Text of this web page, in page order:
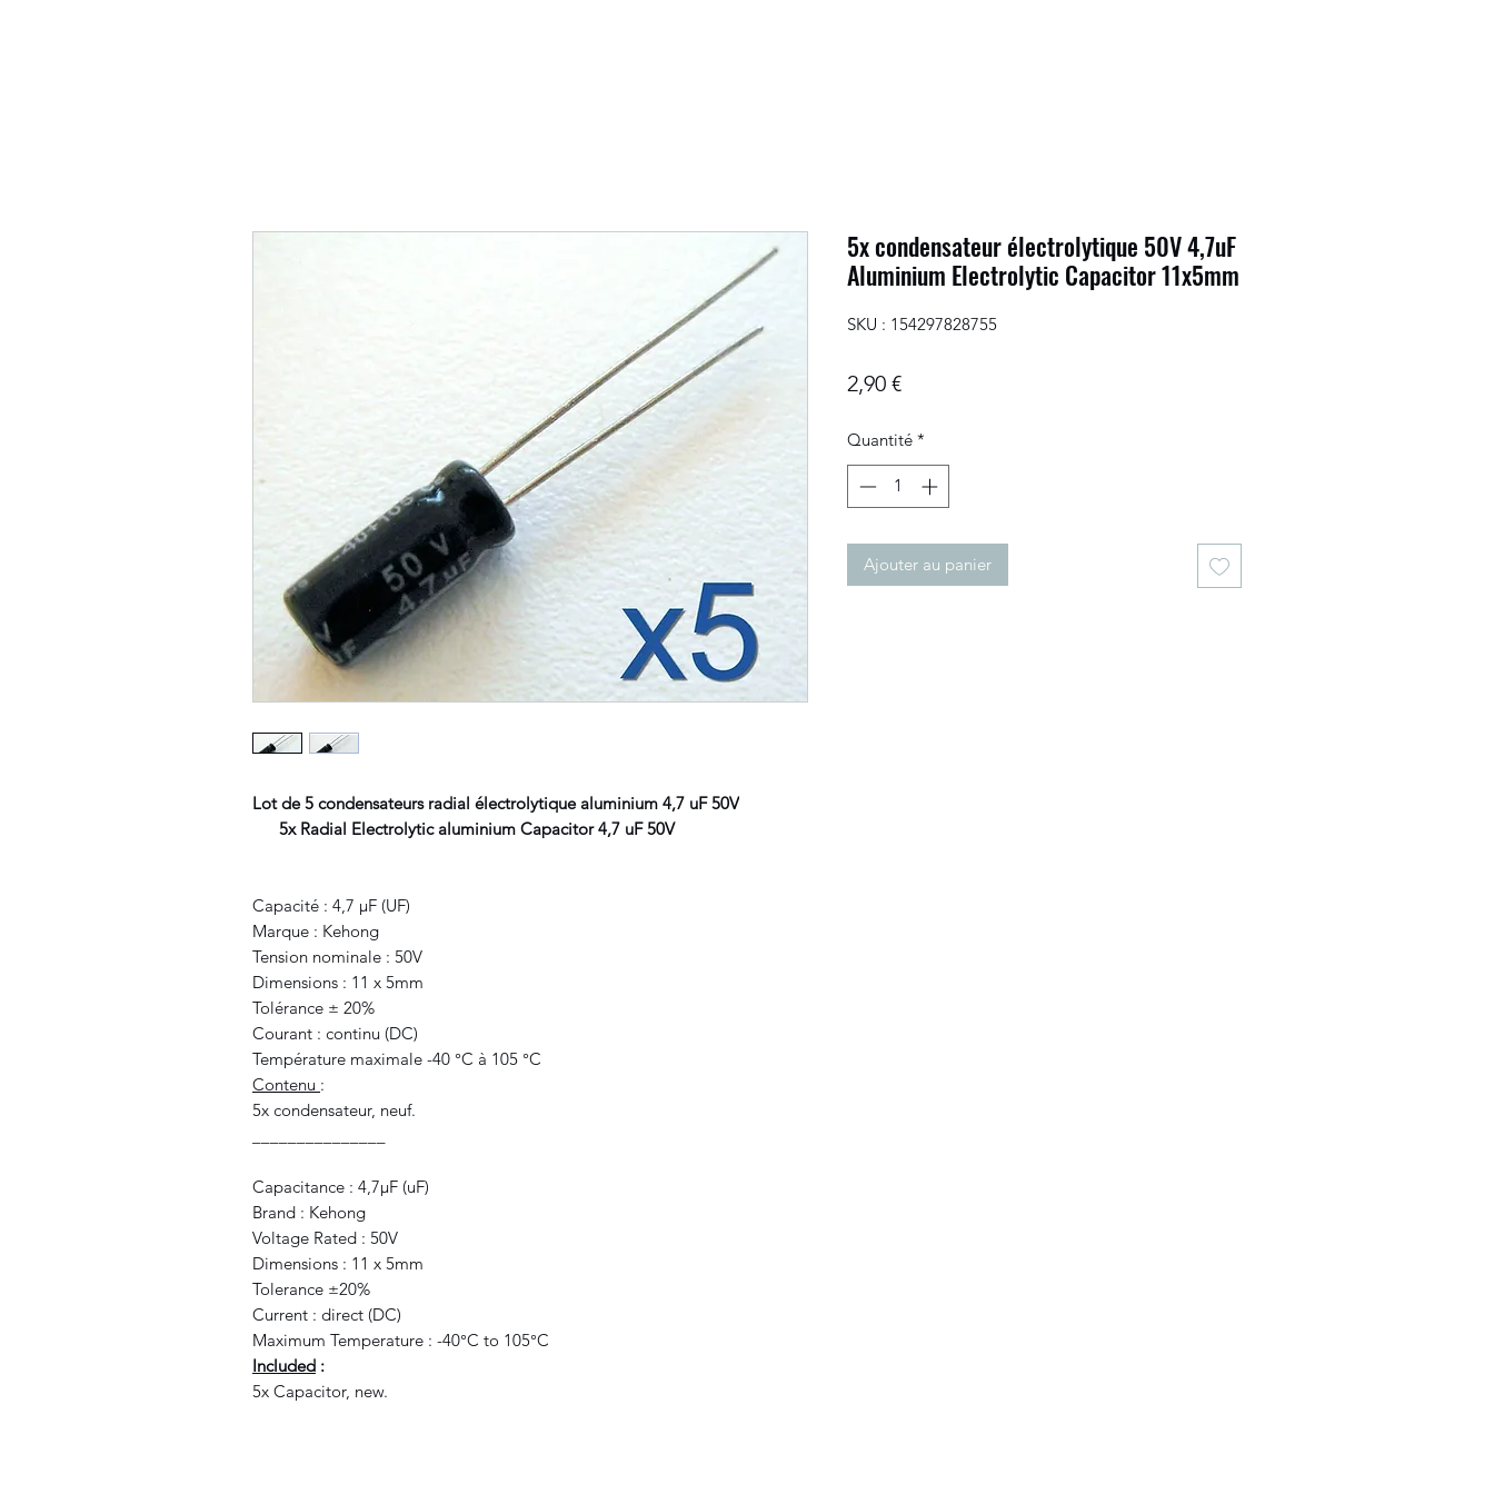
Lot de 5 condensateurs radial électrolytique aluminium 4,7 uF 50V
5x Radial Electrolytic aluminium Capacitor 4,7 uF 50V
Capacité : 4,7 μF (UF)
Marque : Kehong
Tension nominale : 50V
Dimensions : 11 x 5mm
Tolérance ± 20%
Courant : continu (DC)
Température maximale -40 °C à 105 °C
Contenu :
5x condensateur, neuf.
Capacitance : 4,7μF (uF)
Brand : Kehong
Voltage Rated : 50V
Dimensions : 11 x 5mm
Tolerance ±20%
Current : direct (DC)
Maximum Temperature : -40°C to 105°C
Included :
5x Capacitor, new.
5x condensateur électrolytique 50V 4,7uF
Aluminium Electrolytic Capacitor 11x5mm
SKU : 154297828755
2,90 €Prix
Quantité *
Ajouter au panier